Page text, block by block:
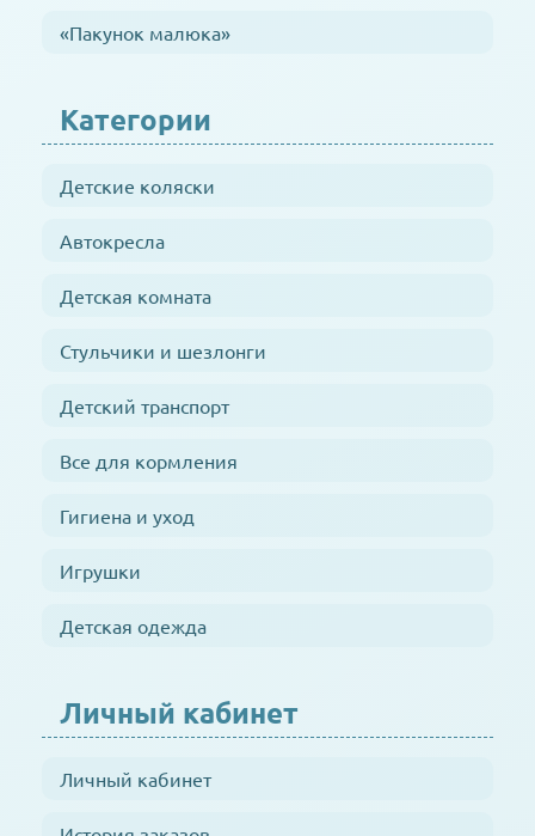
«Пакунок малюка»
Категории
Детские коляски
Автокресла
Детская комната
Стульчики и шезлонги
Детский транспорт
Все для кормления
Гигиена и уход
Игрушки
Детская одежда
Личный кабинет
Личный кабинет